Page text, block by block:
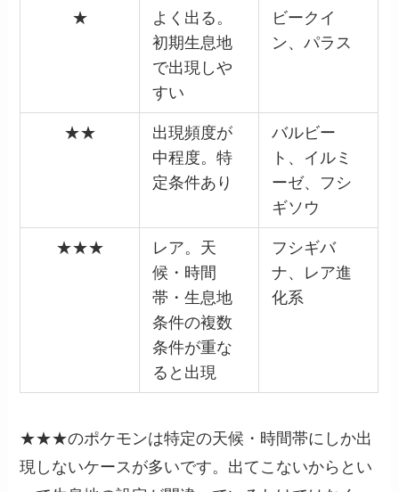
★
よく出る。
初期生息地
で出現しや
すい
ビークイ
ン、パラス
★★
出現頻度が
中程度。特
定条件あり
バルビー
ト、イルミ
ーゼ、フシ
ギソウ
★★★
レア。天
候・時間
帯・生息地
条件の複数
条件が重な
ると出現
フシギバ
ナ、レア進
化系
★★★のポケモンは特定の天候・時間帯にしか出
現しないケースが多いです。出てこないからとい